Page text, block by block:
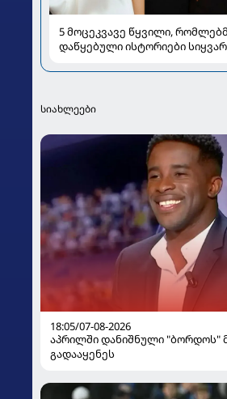
5 მოცეკვავე წყვილი,
დაწყებული ისტორიები
სიახლეები
18:05/07-08-2026
აპრილში დანიშნული "ბორდოს"
გადააყენეს